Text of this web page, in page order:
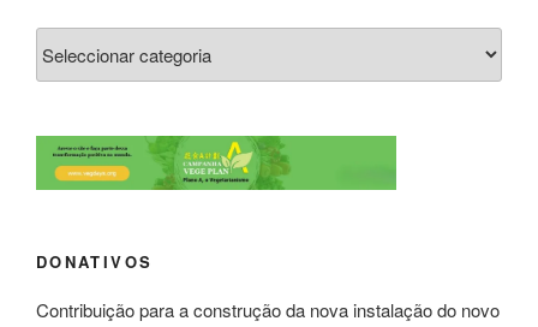
DONATIVOS
Contribuição para a construção da nova instalação do novo